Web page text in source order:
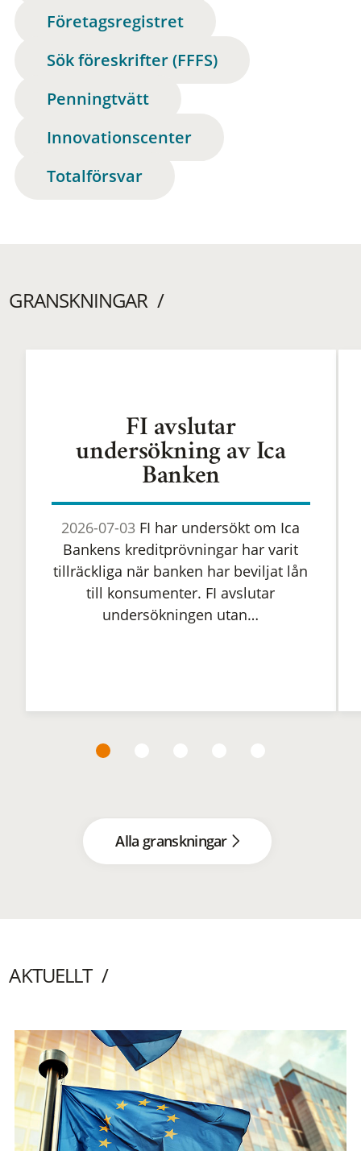
Företagsregistret
Sök föreskrifter (FFFS)
Penningtvätt
Innovationscenter
Totalförsvar
GRANSKNINGAR
FI avslutar
undersökning av Ica
Banken
2026-07-03 FI har undersökt om Ica
Bankens kreditprövningar har varit
tillräckliga när banken har beviljat lån
till konsumenter. FI avslutar
undersökningen utan…
Alla granskningar
AKTUELLT